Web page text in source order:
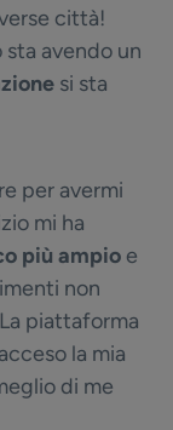
città!
avendo un
si sta
per avermi
mi ha
più ampio e
non
piattaforma
la mia
di me